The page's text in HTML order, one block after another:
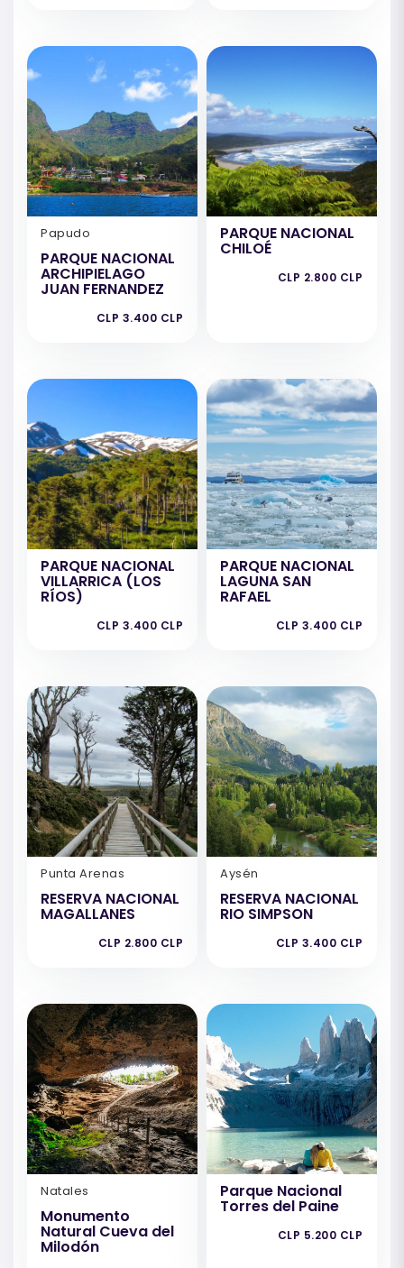
Papudo
PARQUE NACIONAL
ARCHIPIELAGO
JUAN FERNANDEZ
CLP 3.400 CLP
PARQUE NACIONAL
CHILOÉ
CLP 2.800 CLP
PARQUE NACIONAL
VILLARRICA (LOS
RÍOS)
CLP 3.400 CLP
PARQUE NACIONAL
LAGUNA SAN
RAFAEL
CLP 3.400 CLP
Punta Arenas
RESERVA NACIONAL
MAGALLANES
CLP 2.800 CLP
Aysén
RESERVA NACIONAL
RIO SIMPSON
CLP 3.400 CLP
Natales
Monumento
Natural Cueva del
Milodón
Parque Nacional
Torres del Paine
CLP 5.200 CLP